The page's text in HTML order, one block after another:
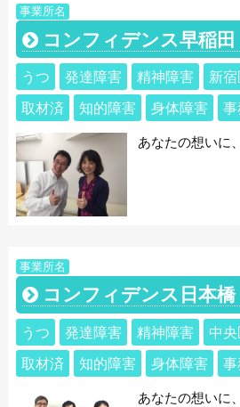
事業所名
コンフィデンス早稲田
うつ 発達障害 精神障害 新
取材済
知的障害 身体障害
あなたの想いに
事業所名
コンフィデンス日本橋
うつ 発達障害 精神障害 中
取材済
知的障害 身体障害
あなたの想いに